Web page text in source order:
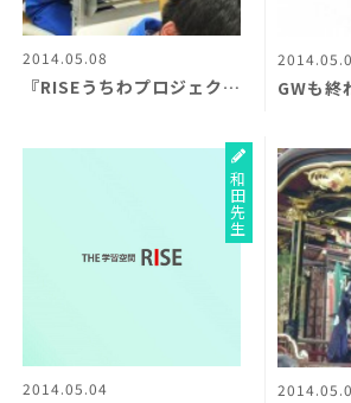
2014.05.08
『RISEうちわプロジェクト2014！』
和田先生
2014.05.04